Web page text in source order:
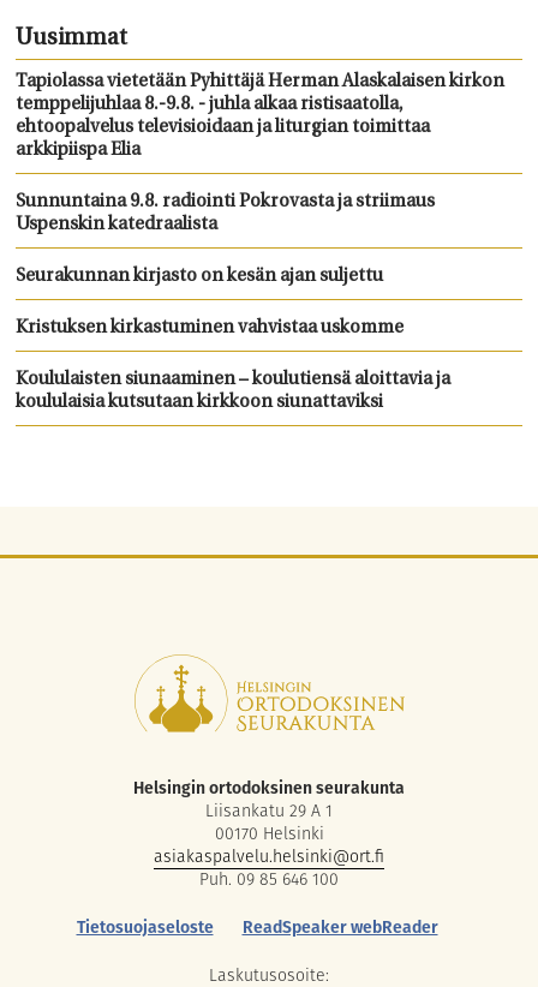
Uusimmat
Tapiolassa vietetään Pyhittäjä Herman Alaskalaisen kirkon
temppelijuhlaa 8.-9.8. - juhla alkaa ristisaatolla,
ehtoopalvelus televisioidaan ja liturgian toimittaa
arkkipiispa Elia
Sunnuntaina 9.8. radiointi Pokrovasta ja striimaus
Uspenskin katedraalista
Seurakunnan kirjasto on kesän ajan suljettu
Kristuksen kirkastuminen vahvistaa uskomme
Koululaisten siunaaminen – koulutiensä aloittavia ja
koululaisia kutsutaan kirkkoon siunattaviksi
Helsingin ortodoksinen seurakunta
Liisankatu 29 A 1
00170 Helsinki
asiakaspalvelu.helsinki@ort.fi
Puh. 09 85 646 100
Tietosuojaseloste
ReadSpeaker webReader
Laskutusosoite: